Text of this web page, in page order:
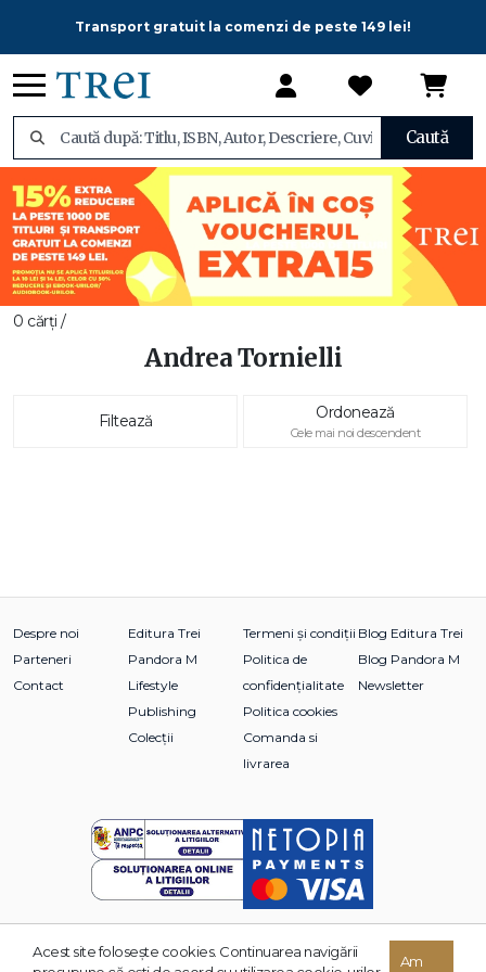
Transport gratuit la comenzi de peste 149 lei!
Caută
0 cărți /
Andrea Tornielli
Filtează Ordonează
Cele mai noi descendent
Despre noi
Parteneri
Contact
Editura Trei
Pandora M
Lifestyle
Publishing
Colecții
Termeni și condiții
Politica de
confidențialitate
Politica cookies
Comanda si
livrarea
Blog Editura Trei
Blog Pandora M
Newsletter
© 2026 Grupul Editorial TREI. Toate drepturile rezervate.
Acest site foloseşte cookies. Continuarea navigării
Am